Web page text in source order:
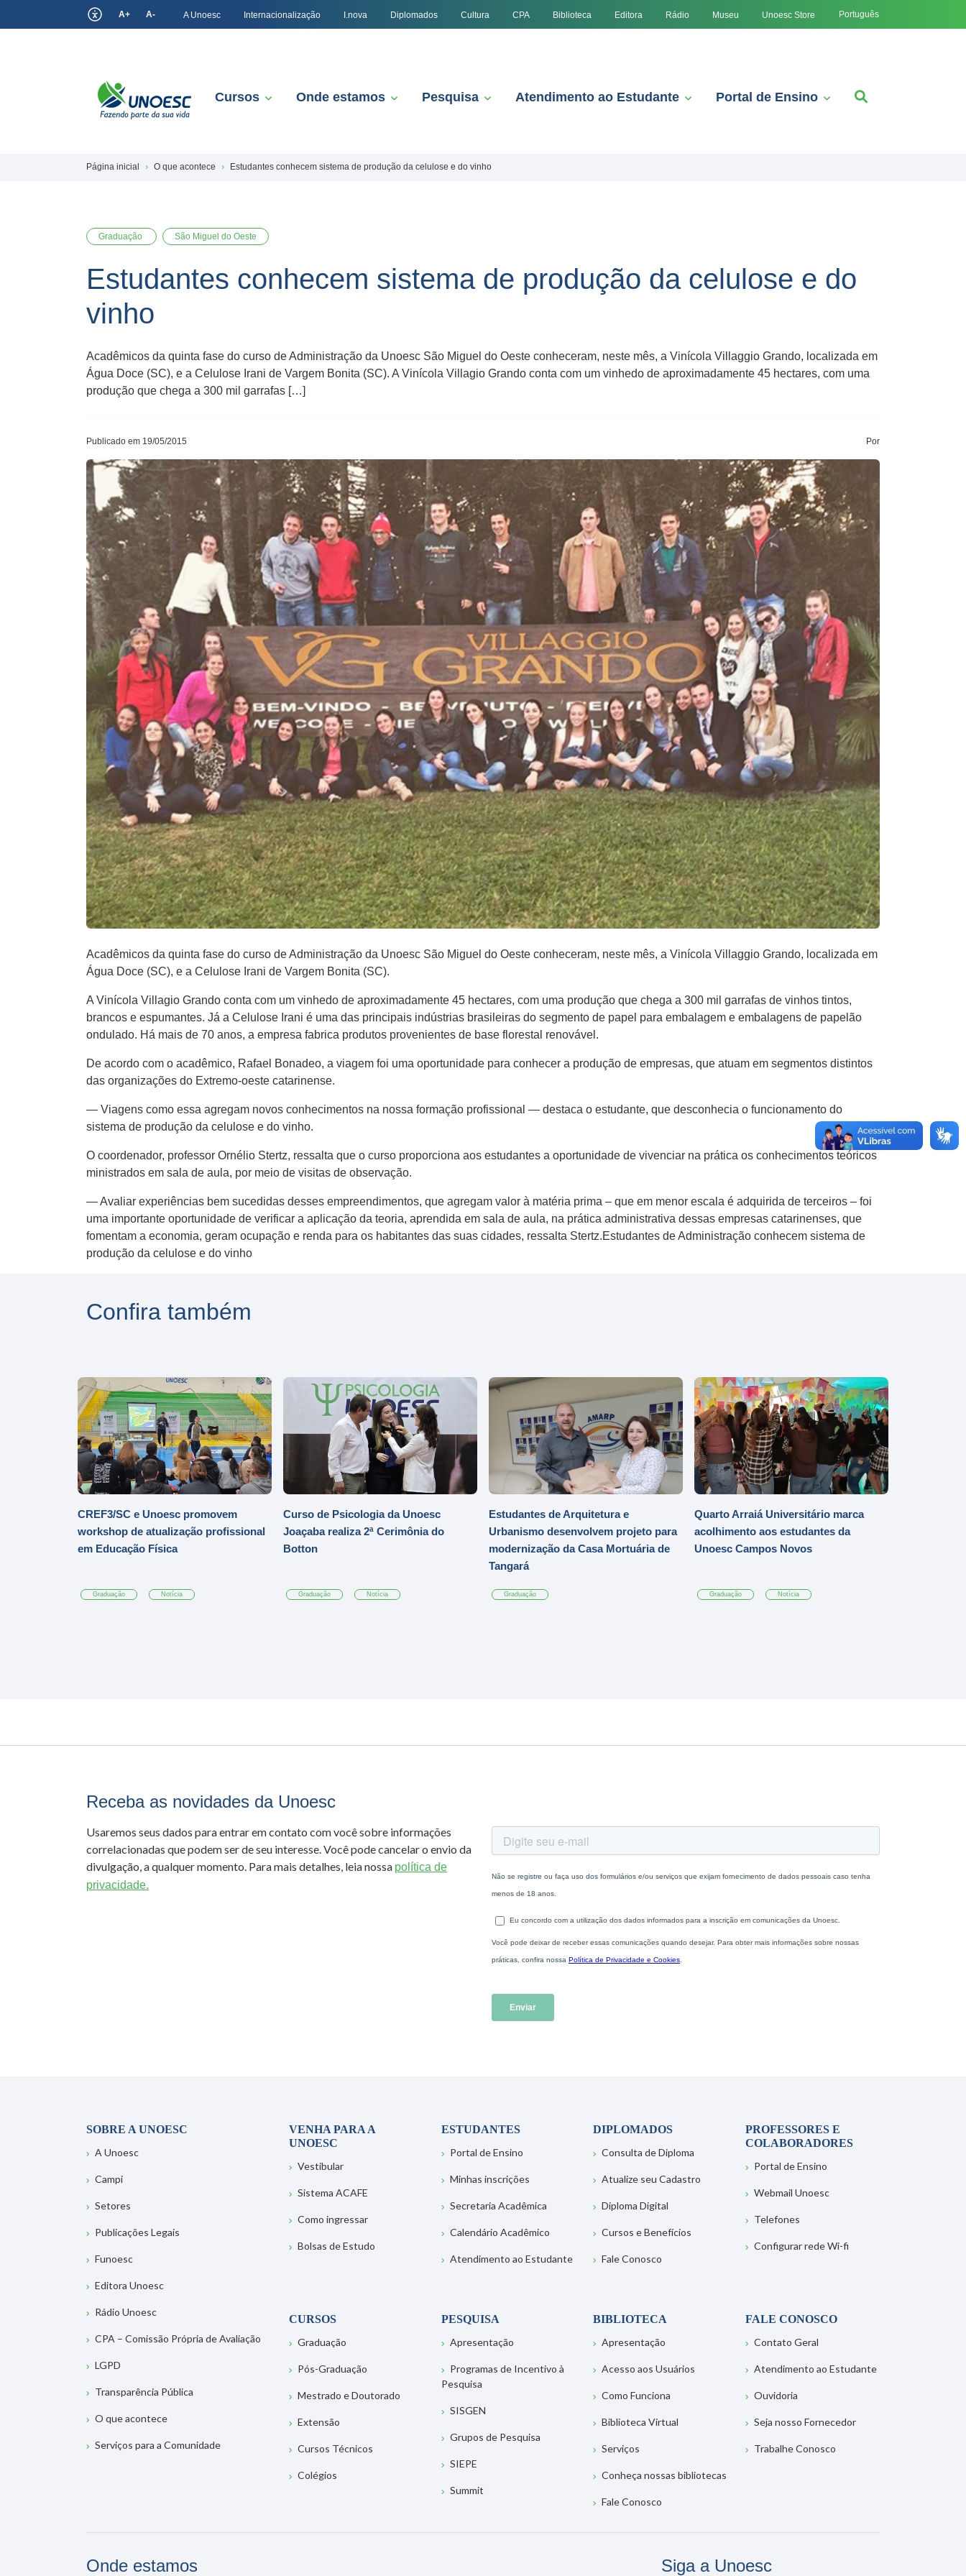
A+ A- A Unoesc Internacionalização I.nova Diplomados Cultura CPA Biblioteca Editora Rádio Museu Unoesc Store Português
Cursos Onde estamos Pesquisa Atendimento ao Estudante Portal de Ensino
Página inicial O que acontece Estudantes conhecem sistema de produção da celulose e do vinho
Graduação São Miguel do Oeste
Estudantes conhecem sistema de produção da celulose e do
vinho
Acadêmicos da quinta fase do curso de Administração da Unoesc São Miguel do Oeste conheceram, neste mês, a Vinícola Villaggio Grando, localizada em
Água Doce (SC), e a Celulose Irani de Vargem Bonita (SC). A Vinícola Villagio Grando conta com um vinhedo de aproximadamente 45 hectares, com uma
produção que chega a 300 mil garrafas […]
Publicado em 19/05/2015 Por
Acadêmicos da quinta fase do curso de Administração da Unoesc São Miguel do Oeste conheceram, neste mês, a Vinícola Villaggio Grando, localizada em
Água Doce (SC), e a Celulose Irani de Vargem Bonita (SC).
A Vinícola Villagio Grando conta com um vinhedo de aproximadamente 45 hectares, com uma produção que chega a 300 mil garrafas de vinhos tintos,
brancos e espumantes. Já a Celulose Irani é uma das principais indústrias brasileiras do segmento de papel para embalagem e embalagens de papelão
ondulado. Há mais de 70 anos, a empresa fabrica produtos provenientes de base florestal renovável.
De acordo com o acadêmico, Rafael Bonadeo, a viagem foi uma oportunidade para conhecer a produção de empresas, que atuam em segmentos distintos
das organizações do Extremo-oeste catarinense.
— Viagens como essa agregam novos conhecimentos na nossa formação profissional — destaca o estudante, que desconhecia o funcionamento do
sistema de produção da celulose e do vinho.
O coordenador, professor Ornélio Stertz, ressalta que o curso proporciona aos estudantes a oportunidade de vivenciar na prática os conhecimentos teóricos
ministrados em sala de aula, por meio de visitas de observação.
— Avaliar experiências bem sucedidas desses empreendimentos, que agregam valor à matéria prima – que em menor escala é adquirida de terceiros – foi
uma importante oportunidade de verificar a aplicação da teoria, aprendida em sala de aula, na prática administrativa dessas empresas catarinenses, que
fomentam a economia, geram ocupação e renda para os habitantes das suas cidades, ressalta Stertz.Estudantes de Administração conhecem sistema de
produção da celulose e do vinho
Confira também
CREF3/SC e Unoesc promovem
workshop de atualização profissional
em Educação Física
Graduação Notícia
Curso de Psicologia da Unoesc
Joaçaba realiza 2ª Cerimônia do
Botton
Graduação Notícia
Estudantes de Arquitetura e
Urbanismo desenvolvem projeto para
modernização da Casa Mortuária de
Tangará
Graduação
Quarto Arraiá Universitário marca
acolhimento aos estudantes da
Unoesc Campos Novos
Graduação Notícia
Receba as novidades da Unoesc
Usaremos seus dados para entrar em contato com você sobre informações
correlacionadas que podem ser de seu interesse. Você pode cancelar o envio da
divulgação, a qualquer momento. Para mais detalhes, leia nossa política de
privacidade.
SOBRE A UNOESC
A Unoesc
Campi
Setores
Publicações Legais
Funoesc
Editora Unoesc
Rádio Unoesc
CPA – Comissão Própria de Avaliação
LGPD
Transparência Pública
O que acontece
Serviços para a Comunidade
VENHA PARA A
UNOESC
Vestibular
Sistema ACAFE
Como ingressar
Bolsas de Estudo
ESTUDANTES
Portal de Ensino
Minhas inscrições
Secretaria Acadêmica
Calendário Acadêmico
Atendimento ao Estudante
DIPLOMADOS
Consulta de Diploma
Atualize seu Cadastro
Diploma Digital
Cursos e Benefícios
Fale Conosco
PROFESSORES E
COLABORADORES
Portal de Ensino
Webmail Unoesc
Telefones
Configurar rede Wi-fi
CURSOS
Graduação
Pós-Graduação
Mestrado e Doutorado
Extensão
Cursos Técnicos
Colégios
PESQUISA
Apresentação
Programas de Incentivo à
Pesquisa
SISGEN
Grupos de Pesquisa
SIEPE
Summit
BIBLIOTECA
Apresentação
Acesso aos Usuários
Como Funciona
Biblioteca Virtual
Serviços
Conheça nossas bibliotecas
Fale Conosco
FALE CONOSCO
Contato Geral
Atendimento ao Estudante
Ouvidoria
Seja nosso Fornecedor
Trabalhe Conosco
Onde estamos Siga a Unoesc